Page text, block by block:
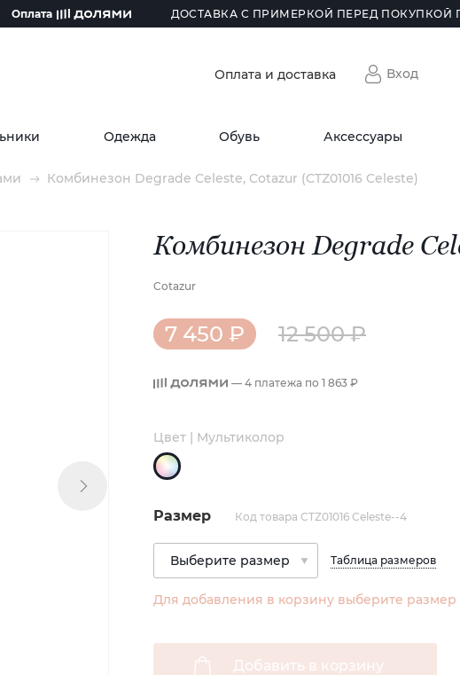
Оплата ДОСТАВКА С ПРИМЕРКОЙ ПЕРЕД ПОКУПКОЙ
Оплата и доставка Вход
Одежда Обувь Аксессуары
Комбинезон Degrade Celeste, Cotazur (CTZ01016 Celeste)
Комбинезон Degrade
Cotazur
7 450 ₽ 12 500 ₽
— 4 платежа по 1 863 ₽
Цвет | Мультиколор
Размер Код товара CTZ01016 Celeste--4
Таблица размеров
Для добавления в корзину выберите размер
Добавить в корзину